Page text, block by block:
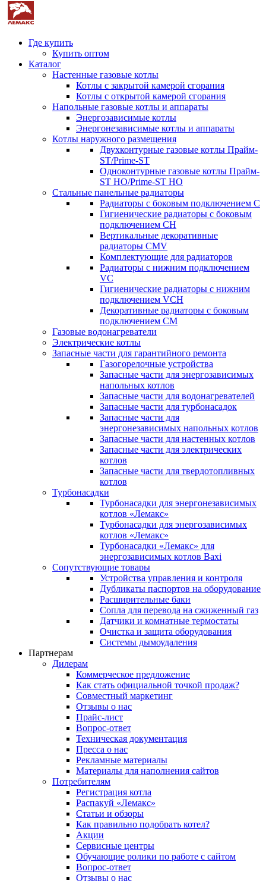
Где купить
Купить оптом
Каталог
Настенные газовые котлы
Котлы с закрытой камерой сгорания
Котлы с открытой камерой сгорания
Напольные газовые котлы и аппараты
Энергозависимые котлы
Энергонезависимые котлы и аппараты
Котлы наружного размещения
Двухконтурные газовые котлы Прайм-
ST/Prime-ST
Одноконтурные газовые котлы Прайм-
ST HO/Prime-ST HO
Стальные панельные радиаторы
Радиаторы c боковым подключением C
Гигиенические радиаторы c боковым
подключением CH
Вертикальные декоративные
радиаторы CMV
Комплектующие для радиаторов
Радиаторы c нижним подключением
VC
Гигиенические радиаторы c нижним
подключением VCH
Декоративные радиаторы с боковым
подключением CM
Газовые водонагреватели
Электрические котлы
Запасные части для гарантийного ремонта
Газогорелочные устройства
Запасные части для энергозависимых
напольных котлов
Запасные части для водонагревателей
Запасные части для турбонасадок
Запасные части для
энергонезависимых напольных котлов
Запасные части для настенных котлов
Запасные части для электрических
котлов
Запасные части для твердотопливных
котлов
Турбонасадки
Турбонасадки для энергонезависимых
котлов «Лемакс»
Турбонасадки для энергозависимых
котлов «Лемакс»
Турбонасадки «Лемакс» для
энергозависимых котлов Baxi
Сопутствующие товары
Устройства управления и контроля
Дубликаты паспортов на оборудование
Расширительные баки
Сопла для перевода на сжиженный газ
Датчики и комнатные термостаты
Очистка и защита оборудования
Системы дымоудаления
Партнерам
Дилерам
Коммерческое предложение
Как стать официальной точкой продаж?
Совместный маркетинг
Отзывы о нас
Прайс-лист
Вопрос-ответ
Техническая документация
Пресса о нас
Рекламные материалы
Материалы для наполнения сайтов
Потребителям
Регистрация котла
Распакуй «Лемакс»
Статьи и обзоры
Как правильно подобрать котел?
Акции
Сервисные центры
Обучающие ролики по работе с сайтом
Вопрос-ответ
Отзывы о нас